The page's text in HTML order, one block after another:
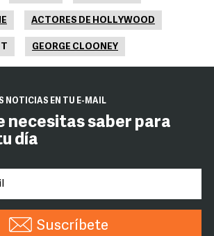
ACTORES DE HOLLYWOOD
GEORGE CLOONEY
NOTICIAS EN TU E-MAIL
necesitas saber para
día
Suscríbete